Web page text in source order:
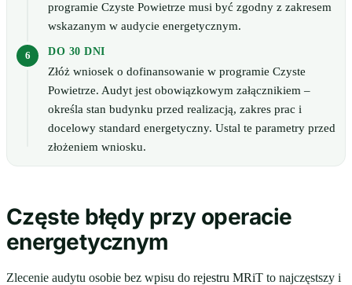
programie Czyste Powietrze musi być zgodny z zakresem
wskazanym w audycie energetycznym.
DO 30 DNI
Złóż wniosek o dofinansowanie w programie Czyste
Powietrze. Audyt jest obowiązkowym załącznikiem –
określa stan budynku przed realizacją, zakres prac i
docelowy standard energetyczny. Ustal te parametry przed
złożeniem wniosku.
Częste błędy przy operacie
energetycznym
Zlecenie audytu osobie bez wpisu do rejestru MRiT to najczęstszy i